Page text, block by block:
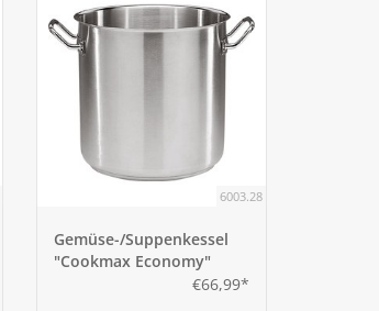
6003.28
Gemüse-/Suppenkessel
"Cookmax Economy"
€66,99*